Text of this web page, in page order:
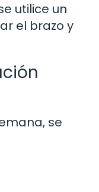
utilice un
el brazo y
se